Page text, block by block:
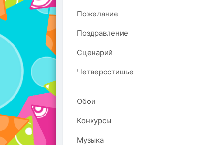
Пожелание
Поздравление
Сценарий
Четверостишье
Обои
Конкурсы
Музыка